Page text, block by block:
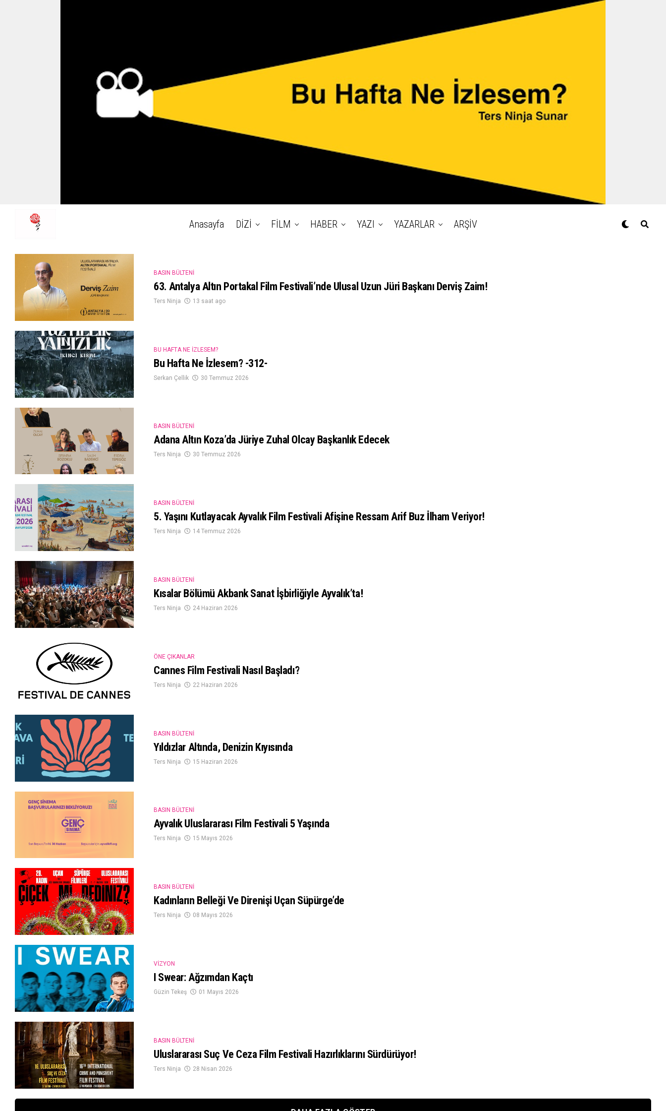
Anasayfa DİZİ FİLM HABER YAZI YAZARLAR ARŞİV
BASIN BÜLTENI
63. Antalya Altın Portakal Film Festivali’nde Ulusal Uzun Jüri Başkanı Derviş Zaim!
Ters Ninja 13 saat ago
BU HAFTA NE İZLESEM?
Bu Hafta Ne İzlesem? -312-
Serkan Çellik 30 Temmuz 2026
BASIN BÜLTENI
Adana Altın Koza’da Jüriye Zuhal Olcay Başkanlık Edecek
Ters Ninja 30 Temmuz 2026
BASIN BÜLTENI
5. Yaşını Kutlayacak Ayvalık Film Festivali Afişine Ressam Arif Buz İlham Veriyor!
Ters Ninja 14 Temmuz 2026
BASIN BÜLTENI
Kısalar Bölümü Akbank Sanat İşbirliğiyle Ayvalık’ta!
Ters Ninja 24 Haziran 2026
ÖNE ÇIKANLAR
Cannes Film Festivali Nasıl Başladı?
Ters Ninja 22 Haziran 2026
BASIN BÜLTENI
Yıldızlar Altında, Denizin Kıyısında
Ters Ninja 15 Haziran 2026
BASIN BÜLTENI
Ayvalık Uluslararası Film Festivali 5 Yaşında
Ters Ninja 15 Mayıs 2026
BASIN BÜLTENI
Kadınların Belleği Ve Direnişi Uçan Süpürge’de
Ters Ninja 08 Mayıs 2026
VIZYON
I Swear: Ağzımdan Kaçtı
Güzin Tekeş 01 Mayıs 2026
BASIN BÜLTENI
Uluslararası Suç Ve Ceza Film Festivali Hazırlıklarını Sürdürüyor!
Ters Ninja 28 Nisan 2026